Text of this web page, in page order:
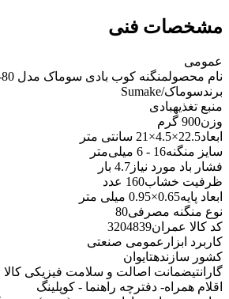
مشخصات فنی
عمومی
نام محصولمنگنه کوب بادی سوماک مدل 16LN-80
برندسوماک/Sumake
منبع تغذیهبادی
وزن900 گرم
ابعاد22.5×4.5×21 سانتی متر
سایز منگنه16 - 6 میلی‌متر
فشار باد مورد نیاز 4.7 بار
ظرفیت خشاب160 عدد
ابعاد پایه0.65×0.95 میلی متر
نوع منگنه مصرفی80
کد کالا عمران3204839
کاربرد ابزار عمومی صنعتی
کشور سازندهتایوان
گارانتیضمانت اصالت و سلامت فیزیکی کالا
اقلام همراه- دفترچه راهنما - کوپلینگ